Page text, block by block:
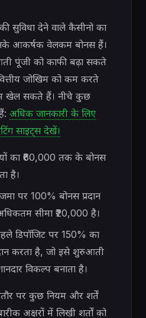
सुविधा देने वाले कैसीनो का
आकर्षक वेलकम बोनस हैं।
पूंजी को काफी बढ़ा सकते
जोखिम को कम करते
खेल सकते हैं। नीचे कुछ
अधिक जानकारी के लिए
साइट्स देखें।
का ₹60,000 तक के बोनस
है।
जमा पर 100% बोनस प्रदान
सीमा ₹20,000 है।
डिपॉजिट पर 150% का
करता है, जो इसे शुरुआती
विकल्प बनाता है।
पर कुछ नियम और शर्तें
अक्षरों में लिखी शर्तों को